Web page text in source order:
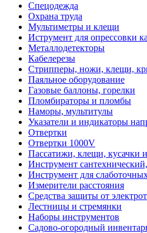
Спецодежда
Охрана труда
Мультиметры и клещи
Иструмент для опрессовки
Металлодетекторы
Кабелерезы
Стрипперы, ножи, клещи,
Паяльное оборудование
Газовые баллоны, горелки
Пломбираторы и пломбы
Наморы, мультитулы
Указатели и индикаторы
Отвертки
Отвертки 1000V
Пассатижи, клещи, кусачки
Инструмент
Инструмент для
Измерители расстояния
Средства защиты от
Лестницы и стремянки
Наборы инструментов
Садово-огородный